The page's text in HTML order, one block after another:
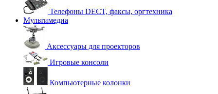
Телефоны DECT, факсы, оргтехника
Мультимедиа
Аксессуары для проекторов
Игровые консоли
Компьютерные колонки